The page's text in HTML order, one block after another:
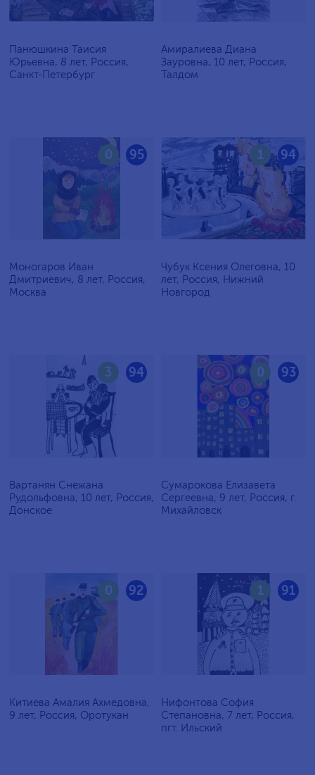
Панюшкина Таисия
Юрьевна, 8 лет, Россия,
Санкт-Петербург
Амиралиева Диана
Зауровна, 10 лет, Россия,
Талдом
95
0
Моногаров Иван
Дмитриевич, 8 лет, Россия,
Москва
94
1
Чубук Ксения Олеговна, 10
лет, Россия, Нижний
Новгород
94
3
Вартанян Снежана
Рудольфовна, 10 лет, Россия,
Донское
93
0
Сумарокова Елизавета
Сергеевна, 9 лет, Россия, г.
Михайловск
92
0
Китиева Амалия Ахмедовна,
9 лет, Россия, Оротукан
91
1
Нифонтова София
Степановна, 7 лет, Россия,
пгт. Ильский